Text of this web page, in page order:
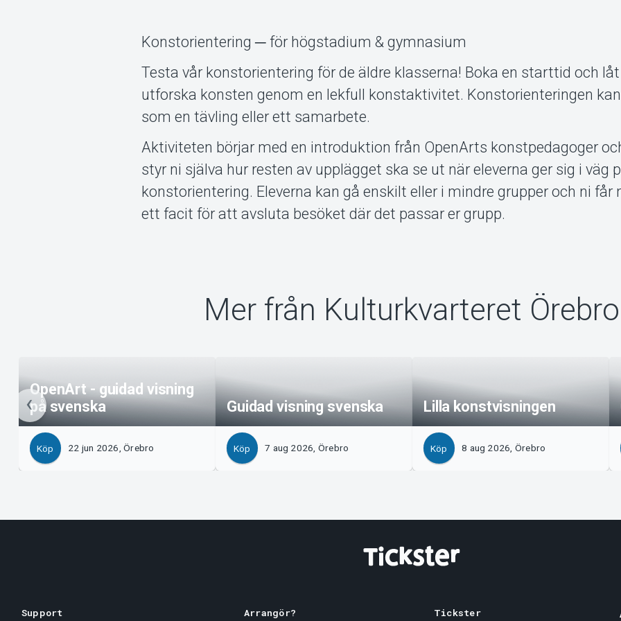
Konstorientering ─ för högstadium & gymnasium
Testa vår konstorientering för de äldre klasserna! Boka en starttid och låt
utforska konsten genom en lekfull konstaktivitet. Konstorienteringen
som en tävling eller ett samarbete.
Aktiviteten börjar med en introduktion från OpenArts konstpedagoger
styr ni själva hur resten av upplägget ska se ut när eleverna ger sig i väg
konstorientering. Eleverna kan gå enskilt eller i mindre grupper och ni får
ett facit för att avsluta besöket där det passar er grupp.
Mer från Kulturkvarteret Örebro
OpenArt - guidad visning
på svenska
Köp 22 jun 2026, Örebro
Guidad visning svenska
Köp 7 aug 2026, Örebro
Lilla konstvisningen
Köp 8 aug 2026, Örebro
Support Arrangör? Tickster